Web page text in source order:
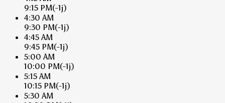
9:15 PM(-1j)
4:30 AM
9:30 PM(-1j)
4:45 AM
9:45 PM(-1j)
5:00 AM
10:00 PM(-1j)
5:15 AM
10:15 PM(-1j)
5:30 AM